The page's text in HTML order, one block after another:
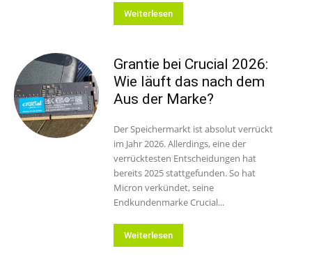
Weiterlesen
Grantie bei Crucial 2026:
Wie läuft das nach dem
Aus der Marke?
Der Speichermarkt ist absolut verrückt
im Jahr 2026. Allerdings, eine der
verrücktesten Entscheidungen hat
bereits 2025 stattgefunden. So hat
Micron verkündet, seine
Endkundenmarke Crucial...
Weiterlesen